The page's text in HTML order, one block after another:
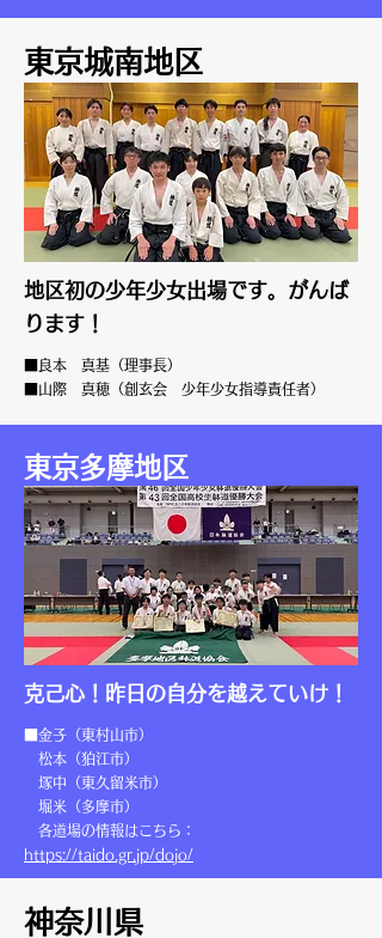
東京城南地区
地区初の少年少女出場です。がんば
ります！
■良本 真基（理事長）
■山際 真穂（創玄会 少年少女指導責任者）
東京多摩地区
克己心！昨日の自分を越えていけ！
■金子（東村山市）
松本（狛江市）
塚中（東久留米市）
堀米（多摩市）
各道場の情報はこちら：
https://taido.gr.jp/dojo/
神奈川県